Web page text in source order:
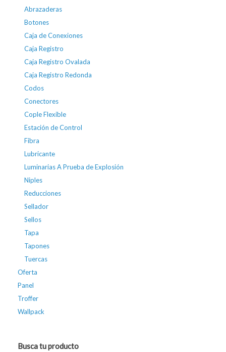
Abrazaderas
Botones
Caja de Conexiones
Caja Registro
Caja Registro Ovalada
Caja Registro Redonda
Codos
Conectores
Cople Flexible
Estación de Control
Fibra
Lubricante
Luminarias A Prueba de Explosión
Niples
Reducciones
Sellador
Sellos
Tapa
Tapones
Tuercas
Oferta
Panel
Troffer
Wallpack
Busca tu producto